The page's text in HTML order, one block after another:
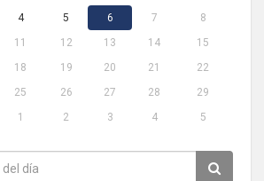
4 5 6 7
8
11 12 13 14
15
18 19 20 21
22
25 26 27 28
29
1 2 3 4 5